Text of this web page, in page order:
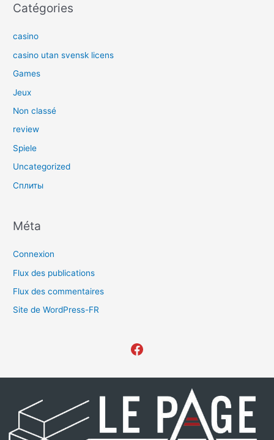
Catégories
casino
casino utan svensk licens
Games
Jeux
Non classé
review
Spiele
Uncategorized
Сплиты
Méta
Connexion
Flux des publications
Flux des commentaires
Site de WordPress-FR